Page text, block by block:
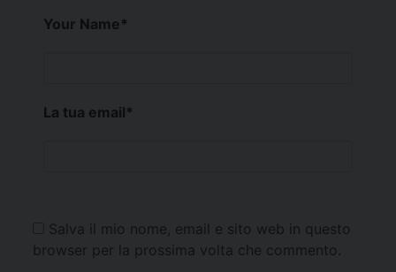
Your Name*
La tua email*
Salva il mio nome, email e sito web in questo
browser per la prossima volta che commento.